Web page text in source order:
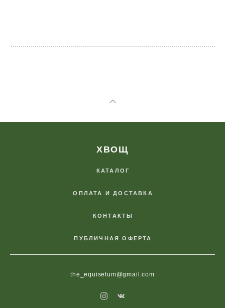
ХВОЩ
КАТАЛОГ
ОПЛАТА И ДОСТАВКА
КОНТАКТЫ
ПУБЛИЧНАЯ ОФЕРТА
the_equisetum@gmail.com